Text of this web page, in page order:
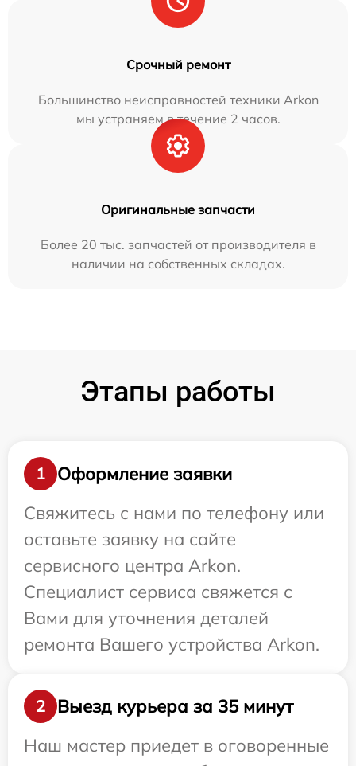
Срочный ремонт
Большинство неисправностей техники Arkon
мы устраняем в течение 2 часов.
Оригинальные запчасти
Более 20 тыс. запчастей от производителя в
наличии на собственных складах.
Этапы работы
1
Оформление заявки
Свяжитесь с нами по телефону или
оставьте заявку на сайте
сервисного центра Arkon.
Специалист сервиса свяжется с
Вами для уточнения деталей
ремонта Вашего устройства Arkon.
2
Выезд курьера за 35 минут
Наш мастер приедет в оговоренные